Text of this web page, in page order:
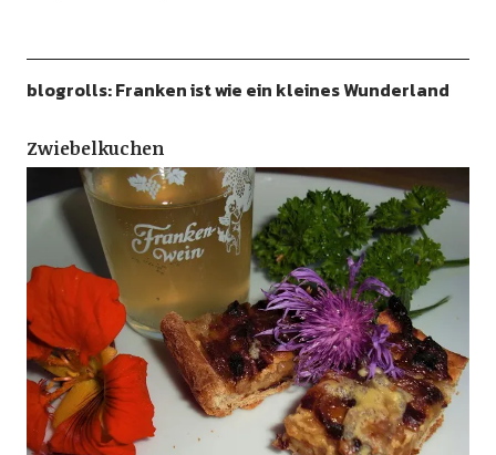
blogrolls: Franken ist wie ein kleines Wunderland
Zwiebelkuchen